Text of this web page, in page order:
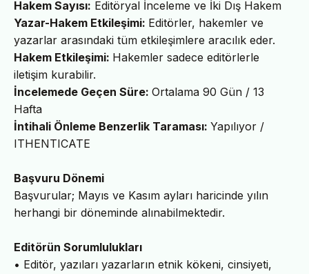
Hakem Sayısı: Editöryal İnceleme ve İki Dış Hakem
Yazar-Hakem Etkileşimi: Editörler, hakemler ve
yazarlar arasındaki tüm etkileşimlere aracılık eder.
Hakem Etkileşimi: Hakemler sadece editörlerle
iletişim kurabilir.
İncelemede Geçen Süre: Ortalama 90 Gün / 13
Hafta
İntihali Önleme Benzerlik Taraması: Yapılıyor /
ITHENTICATE
Başvuru Dönemi
Başvurular; Mayıs ve Kasım ayları haricinde yılın
herhangi bir döneminde alınabilmektedir.
Editörün Sorumlulukları
• Editör, yazıları yazarların etnik kökeni, cinsiyeti,